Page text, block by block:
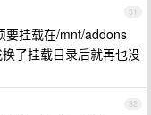
31
要挂载在/mnt/addons
了挂载目录后就再也没
32